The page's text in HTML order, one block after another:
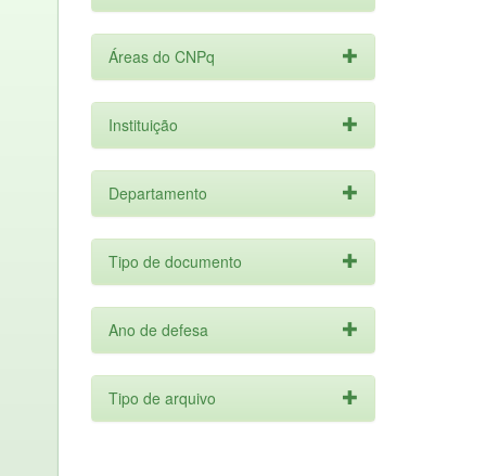
Áreas do CNPq
Instituição
Departamento
Tipo de documento
Ano de defesa
Tipo de arquivo